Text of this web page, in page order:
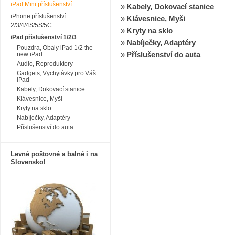
» Kabely, Dokovací stanice
» Klávesnice, Myši
» Kryty na sklo
» Nabíječky, Adaptéry
» Příslušenství do auta
iPad Mini příslušenství
iPhone příslušenství
2/3/4/4S/5S/5C
iPad příslušenství 1/2/3
Pouzdra, Obaly iPad 1/2 the
new iPad
Audio, Reproduktory
Gadgets, Vychytávky pro Váš
iPad
Kabely, Dokovací stanice
Klávesnice, Myši
Kryty na sklo
Nabíječky, Adaptéry
Příslušenství do auta
Levné poštovné a balné i na
Slovensko!